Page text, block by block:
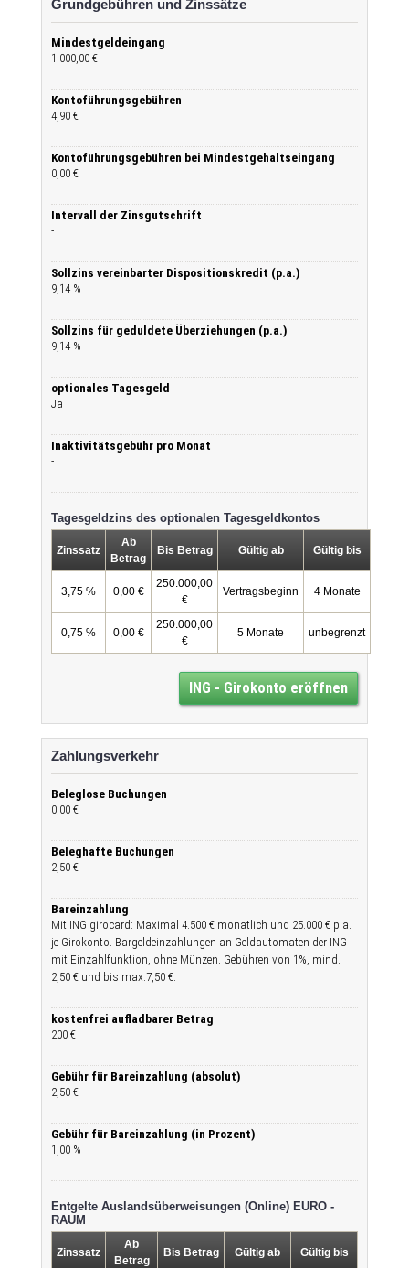
Grundgebühren und Zinssätze
Mindestgeldeingang
1.000,00 €
Kontoführungsgebühren
4,90 €
Kontoführungsgebühren bei Mindestgehaltseingang
0,00 €
Intervall der Zinsgutschrift
-
Sollzins vereinbarter Dispositionskredit (p.a.)
9,14 %
Sollzins für geduldete Überziehungen (p.a.)
9,14 %
optionales Tagesgeld
Ja
Inaktivitätsgebühr pro Monat
-
Tagesgeldzins des optionalen Tagesgeldkontos
Zinssatz
Ab
Betrag
Bis Betrag Gültig ab Gültig bis
3,75 % 0,00 €
250.000,00
€
Vertragsbeginn 4 Monate
0,75 % 0,00 €
250.000,00
€
5 Monate unbegrenzt
ING - Girokonto eröffnen
Zahlungsverkehr
Beleglose Buchungen
0,00 €
Beleghafte Buchungen
2,50 €
Bareinzahlung
Mit ING girocard: Maximal 4.500 € monatlich und 25.000 € p.a.
je Girokonto. Bargeldeinzahlungen an Geldautomaten der ING
mit Einzahlfunktion, ohne Münzen. Gebühren von 1%, mind.
2,50 € und bis max.7,50 €.
kostenfrei aufladbarer Betrag
200 €
Gebühr für Bareinzahlung (absolut)
2,50 €
Gebühr für Bareinzahlung (in Prozent)
1,00 %
Entgelte Auslandsüberweisungen (Online) EURO -
RAUM
Zinssatz
Ab
Betrag
Bis Betrag Gültig ab Gültig bis